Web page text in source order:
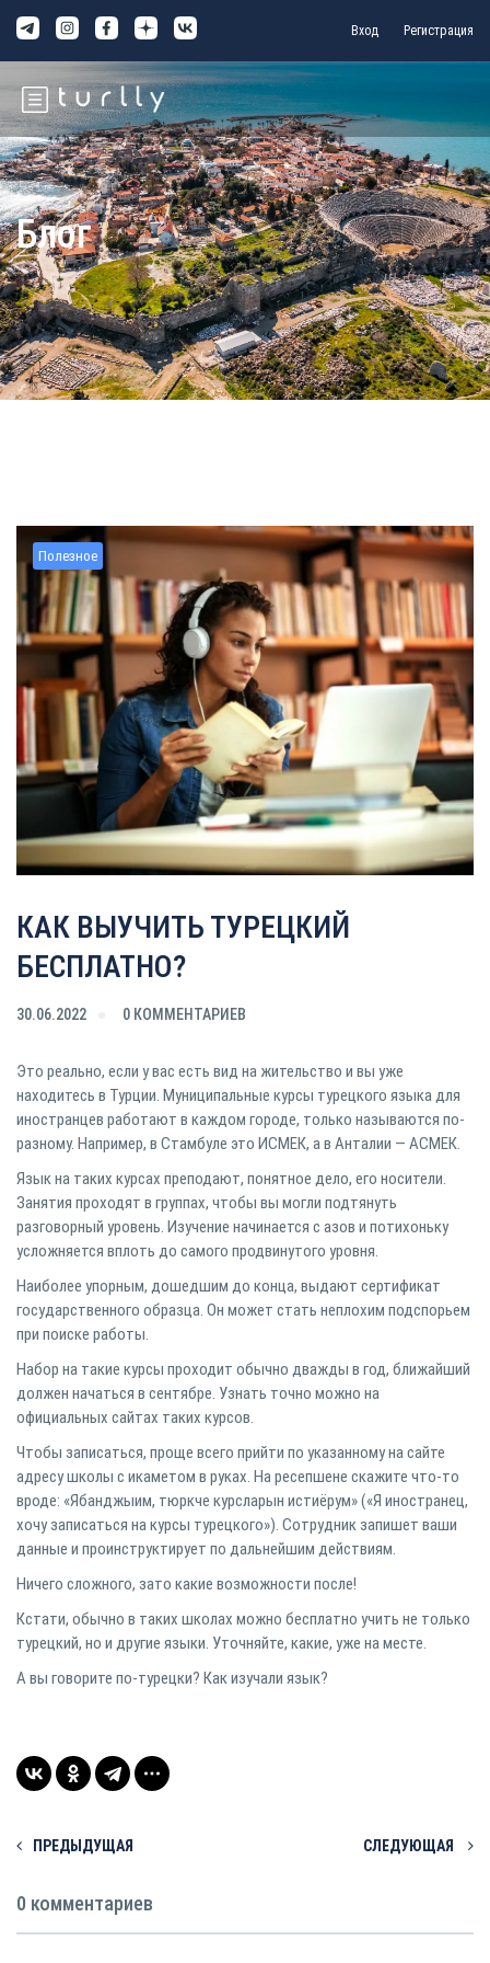
Вход Регистрация
Блог
Полезное
КАК ВЫУЧИТЬ ТУРЕЦКИЙ
БЕСПЛАТНО?
30.06.2022 0 КОММЕНТАРИЕВ
Это реально, если у вас есть вид на жительство и вы уже
находитесь в Турции. Муниципальные курсы турецкого языка для
иностранцев работают в каждом городе, только называются по-
разному. Например, в Стамбуле это ИСМЕК, а в Анталии — АСМЕК.
Язык на таких курсах преподают, понятное дело, его носители.
Занятия проходят в группах, чтобы вы могли подтянуть
разговорный уровень. Изучение начинается с азов и потихоньку
усложняется вплоть до самого продвинутого уровня.
Наиболее упорным, дошедшим до конца, выдают сертификат
государственного образца. Он может стать неплохим подспорьем
при поиске работы.
Набор на такие курсы проходит обычно дважды в год, ближайший
должен начаться в сентябре. Узнать точно можно на
официальных сайтах таких курсов.
Чтобы записаться, проще всего прийти по указанному на сайте
адресу школы с икаметом в руках. На ресепшене скажите что-то
вроде: «Ябанджыим, тюркче курсларын истиёрум» («Я иностранец,
хочу записаться на курсы турецкого»). Сотрудник запишет ваши
данные и проинструктирует по дальнейшим действиям.
Ничего сложного, зато какие возможности после!
Кстати, обычно в таких школах можно бесплатно учить не только
турецкий, но и другие языки. Уточняйте, какие, уже на месте.
А вы говорите по-турецки? Как изучали язык?
ПРЕДЫДУЩАЯ СЛЕДУЮЩАЯ
0 комментариев